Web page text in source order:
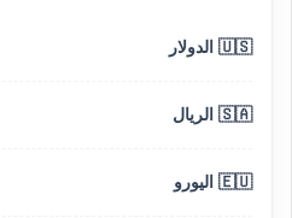
🇺🇸 الدولار
🇸🇦 الريال
🇪🇺 اليورو